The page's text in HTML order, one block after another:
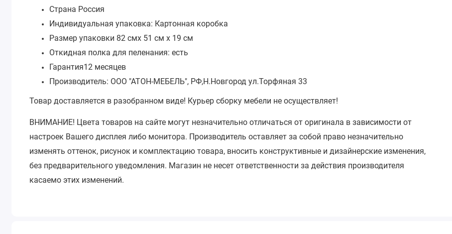
Страна Россия
Индивидуальная упаковка: Картонная коробка
Размер упаковки 82 смх 51 см х 19 см
Откидная полка для пеленания: есть
Гарантия12 месяцев
Производитель: ООО "АТОН-МЕБЕЛЬ", РФ,Н.Новгород ул.Торфяная 33
Товар доставляется в разобранном виде! Курьер сборку мебели не осуществляет!
ВНИМАНИЕ! Цвета товаров на сайте могут незначительно отличаться от оригинала в зависимости от
настроек Вашего дисплея либо монитора. Производитель оставляет за собой право незначительно
изменять оттенок, рисунок и комплектацию товара, вносить конструктивные и дизайнерские изменения,
без предварительного уведомления. Магазин не несет ответственности за действия производителя
касаемо этих изменений.